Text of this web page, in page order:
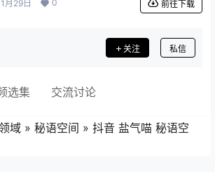
月29日 0 前往下载
关注 私信
选集 交流讨论
域 » 秘语空间 » 抖音 盐气喵 秘语空